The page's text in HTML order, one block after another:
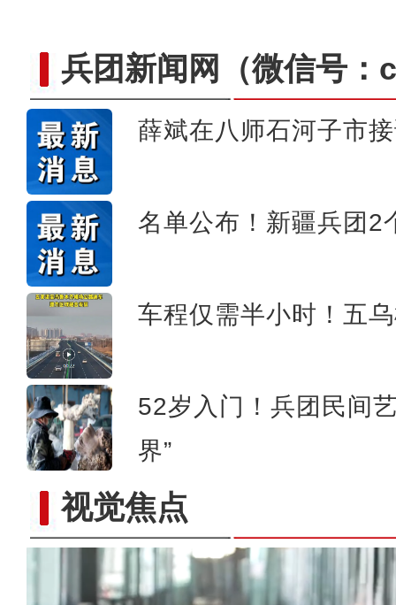
兵团新闻网 （微信号
薛斌在八师石河子市
名单公布！新疆兵团2
车程仅需半小时！五
52岁入门！兵团民间
界”
视觉焦点侨乡故事 | 阿迪拉：我的十